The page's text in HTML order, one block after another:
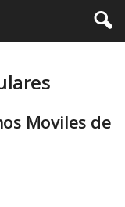
Moviles de